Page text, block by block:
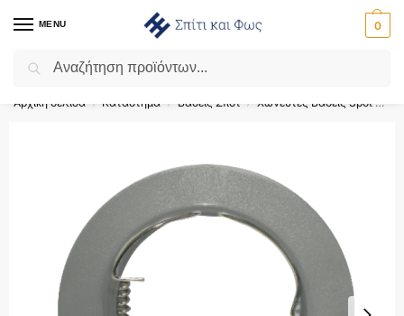
MENU 0
Flash Sale ⚡ 10% Έκπτωση με τον κωδικό ‘SPRING’!
Αρχική σελίδα / Κατάστημα / Βάσεις Σποτ / Χωνευτές Βάσεις Spot GU10 - MR16